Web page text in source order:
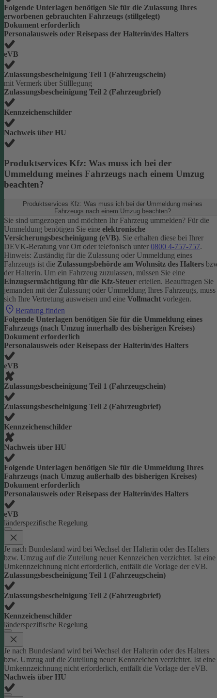
Folgende Unterlagen benötigen Sie für die Zulassung Ihres
erworbenen gebrauchten Fahrzeugs (stillgelegt)
Dokument erforderlich
Personalausweis oder Reisepass der Halterin/des Halters
eVB
Zulassungsbescheinigung Teil 1 (Fahrzeugschein)
mit Vermerk über Stilllegung
Zulassungsbescheinigung Teil 2 (Fahrzeugbrief)
Kennzeichenschilder
Nachweis über HU
Produktservices Kfz: Was muss ich bei der
Ummeldung meines Fahrzeugs nach einem Umzug
beachten?
Produktservices Kfz: Was muss ich bei der Ummeldung meines
Fahrzeugs nach einem Umzug beachten?
Sie sind umgezogen und möchten Ihr Fahrzeug ummelden? Für die
Ummeldung benötigen Sie eine elektronische
Versicherungsbescheinigung (eVB). Sie erhalten diese bei Ihrer
DEVK-Beratung vor Ort oder telefonisch unter 0800 4-757-757.
Hinweis: Zuständig für die Zulassung oder Ummeldung eines
Fahrzeugs ist die Zulassungsbehörde am Wohnsitz des Halters
der Halterin. Um ein Fahrzeug zuzulassen, müssen Sie eine
Einzugsermächtigung für die Kfz-Steuer erteilen. Beauftragen Sie
jemanden mit der Zulassung oder Ummeldung Ihres Fahrzeugs, muss
sich Ihre Vertretung ausweisen und eine Vollmacht vorlegen.
Beratung finden
Folgende Unterlagen benötigen Sie für die Ummeldung eines
Fahrzeugs (nach Umzug innerhalb des bisherigen Kreises)
Dokument erforderlich
Personalausweis oder Reisepass der Halterin/des Halters
eVB
Zulassungsbescheinigung Teil 1 (Fahrzeugschein)
Zulassungsbescheinigung Teil 2 (Fahrzeugbrief)
Kennzeichenschilder
Nachweis über HU
Folgende Unterlagen benötigen Sie für die Ummeldung Ihres
Fahrzeugs (nach Umzug außerhalb des bisherigen Kreises)
Dokument erforderlich
Personalausweis oder Reisepass der Halterin/des Halters
eVB
länderspezifische Regelung
Je nach Bundesland wird bei Wechsel der Halterin oder des Halters
bzw. Umzug auf die Zuteilung neuer Kennzeichen verzichtet. Ist eine
Umkennzeichnung nicht erforderlich, entfällt die Vorlage der eVB.
Zulassungsbescheinigung Teil 1 (Fahrzeugschein)
Zulassungsbescheinigung Teil 2 (Fahrzeugbrief)
Kennzeichenschilder
länderspezifische Regelung
Je nach Bundesland wird bei Wechsel der Halterin oder des Halters
bzw. Umzug auf die Zuteilung neuer Kennzeichen verzichtet. Ist eine
Umkennzeichnung nicht erforderlich, entfällt die Vorlage der eVB.
Nachweis über HU